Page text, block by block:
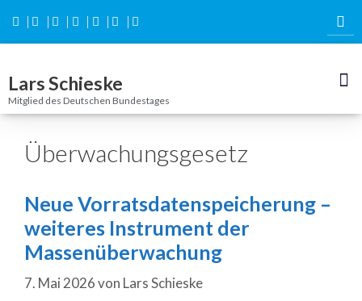
springen
Lars Schieske
Mitglied des Deutschen Bundestages
Überwachungsgesetz
Neue Vorratsdatenspeicherung –
weiteres Instrument der
Massenüberwachung
7. Mai 2026von Lars Schieske